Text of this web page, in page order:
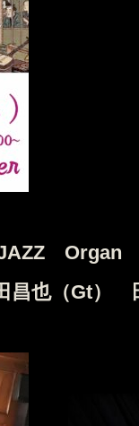
Organ
也（Gt）